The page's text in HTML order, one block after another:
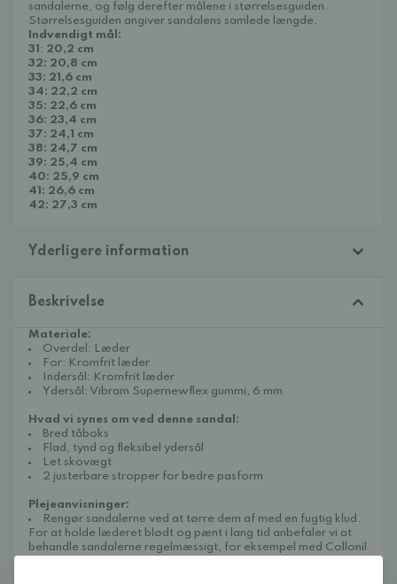
sandalerne, og følg derefter målene i størrelsesguiden.
Størrelsesguiden angiver sandalens samlede længde.
Indvendigt mål:
31 : 20,2 cm
32: 20,8 cm
33: 21,6 cm
34: 22,2 cm
35: 22,6 cm
36: 23,4 cm
37: 24,1 cm
38: 24,7 cm
39: 25,4 cm
40: 25,9 cm
41: 26,6 cm
42: 27,3 cm
Yderligere information
Beskrivelse
Materiale:
Overdel: Læder
For: Kromfrit læder
Indersål: Kromfrit læder
Ydersål: Vibram Supernewflex gummi, 6 mm
Hvad vi synes om ved denne sandal:
Bred tåboks
Flad, tynd og fleksibel ydersål
Let skovægt
2 justerbare stropper for bedre pasform
Plejeanvisninger:
Rengør sandalerne ved at tørre dem af med en fugtig klud.
For at holde læderet blødt og pænt i lang tid anbefaler vi at
behandle sandalerne regelmæssigt, for eksempel med Collonil